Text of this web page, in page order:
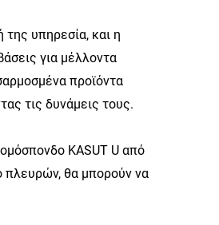
της υπηρεσία, και η
για μέλλοντα
προϊόντα
τις δυνάμεις τους.
KASUT U από
πλευρών, θα μπορούν να